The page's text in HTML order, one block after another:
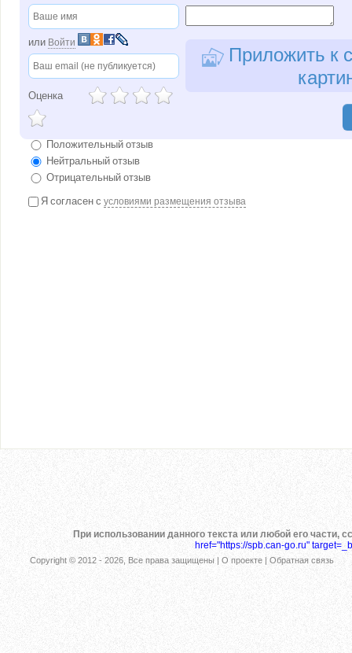
или Войти
Оценка
Положительный отзыв
Нейтральный отзыв
Отрицательный отзыв
Приложить к
Я согласен с условиями размещения отзыва
При использовании данного текста или любой его части,
href="https://spb.can-go.ru"
Copyright © 2012 - 2026, Все права защищены | О проекте | Обратная связь